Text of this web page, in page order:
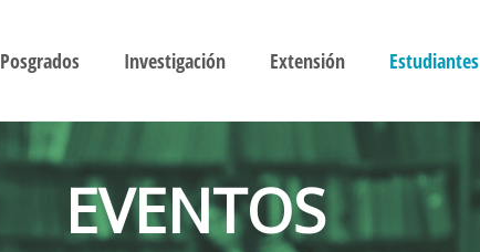
Posgrados Investigación Extensión Estudiantes
EVENTOS